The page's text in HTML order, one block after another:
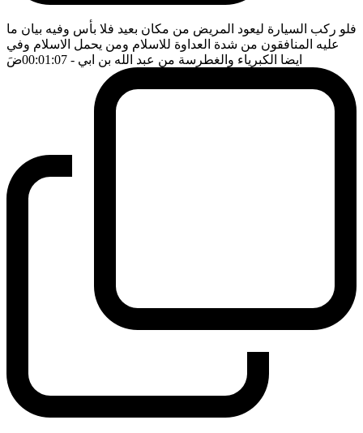
فلو ركب السيارة ليعود المريض من مكان بعيد فلا بأس وفيه بيان ما
عليه المنافقون من شدة العداوة للاسلام ومن يحمل الاسلام وفي
ايضا الكبرياء والغطرسة من عبد الله بن ابي - 00:01:07 ضَ